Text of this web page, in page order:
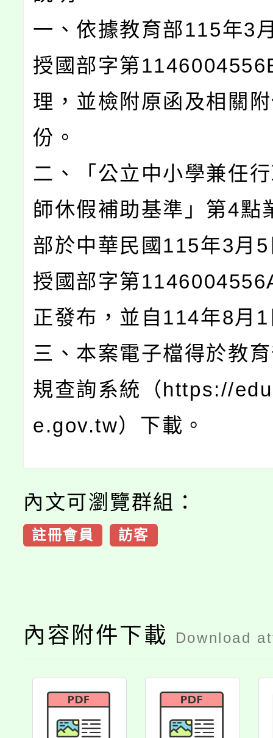
一、依據教育部115年3
授國部字第
理，並檢附原函及相關
份。
二、「公立中小學兼任
師休假補助基準」第4點
部於中華民國115年3月
授國部字第
正發布，並自114年8月
三、本案電子檔得於教
規查詢系統（https://
e.gov.tw）下載。
內文可瀏覽群組：
註冊會員 訪客
內容附件下載 Download